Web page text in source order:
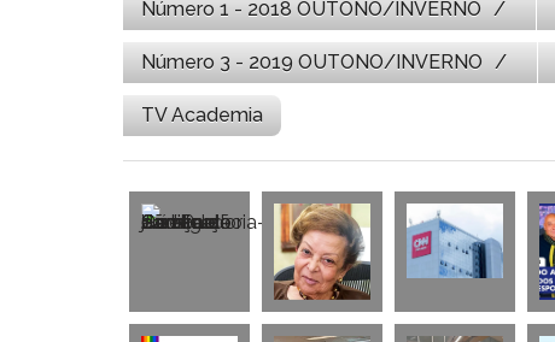
Número 1 - 2018 OUTONO/INVERNO
Número 3 - 2019 OUTONO/INVERNO
TV Academia